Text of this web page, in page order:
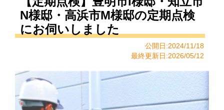
N様邸・高浜市M様邸の定期点検
にお伺いしました
公開日:2024/11/18
最終更新日:2026/05/12